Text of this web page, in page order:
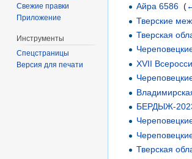
Айра 6586 ‎(
Тверские
Тверская
XVII
БЕРДЫЖ-2023
Тверская
Свежие правки
Приложение
Инструменты
Спецстраницы
Версия для печати